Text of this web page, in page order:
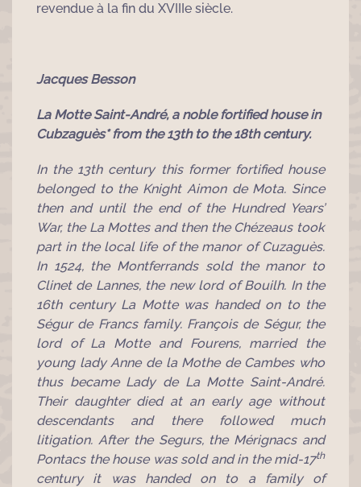
revendue à la fin du XVIIIe siècle.
Jacques Besson
La Motte Saint-André, a noble fortified house in
Cubzaguès* from the 13th to the 18th century.
In the 13th century this former fortified house
belonged to the Knight Aimon de Mota. Since
then and until the end of the Hundred Years’
War, the La Mottes and then the Chézeaus took
part in the local life of the manor of Cuzaguès.
In 1524, the Montferrands sold the manor to
Clinet de Lannes, the new lord of Bouilh. In the
16th century La Motte was handed on to the
Ségur de Francs family. François de Ségur, the
lord of La Motte and Fourens, married the
young lady Anne de la Mothe de Cambes who
thus became Lady de La Motte Saint-André.
Their daughter died at an early age without
descendants and there followed much
litigation. After the Segurs, the Mérignacs and
Pontacs the house was sold and in the mid-17th
century it was handed on to a family of